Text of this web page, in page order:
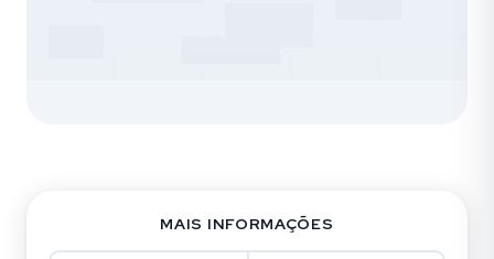
MAIS INFORMAÇÕES